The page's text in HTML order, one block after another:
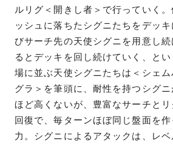
ルリグ＜開きし者＞で行っていく
ッシュに落ちたシグニたちをデッ
びサーチ先の天使シグニを用意し
るとデッキを回し続けていく、とい
場に並ぶ天使シグニたちは＜シェ
グラ＞を筆頭に、耐性を持つシグ
ほど高くないが、豊富なサーチと
回復で、毎ターンほぼ同じ盤面を
力。シグニによるアタックは、レ